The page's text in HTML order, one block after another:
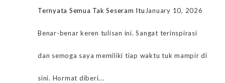
Ternyata Semua Tak Seseram Itu January 10, 2026
Benar-benar keren tulisan ini. Sangat terinspirasi
dan semoga saya memiliki tiap waktu tuk mampir di
sini. Hormat diberi...